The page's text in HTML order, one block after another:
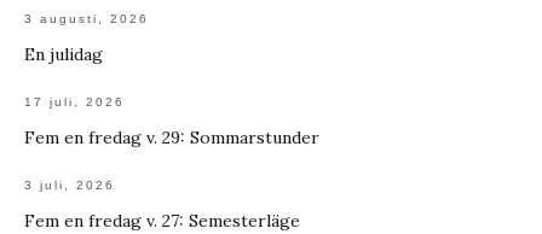
3 augusti, 2026
En julidag
17 juli, 2026
Fem en fredag v. 29: Sommarstunder
3 juli, 2026
Fem en fredag v. 27: Semesterläge